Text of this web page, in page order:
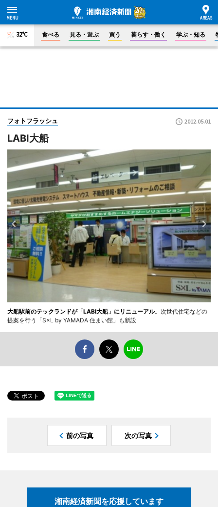
32°C 食べる 見る・遊ぶ 買う 暮らす・働く 学ぶ・知る
フォトフラッシュ 2012.05.01
LABI大船
大船駅前のテックランドが「LABI大船」にリニューアル。次世代住宅などの
提案を行う「S×L by YAMADA 住まい館」も新設
前の写真 次の写真
湘南経済新聞を応援しています